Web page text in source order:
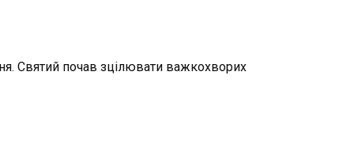
Святий почав зцілювати важкохворих